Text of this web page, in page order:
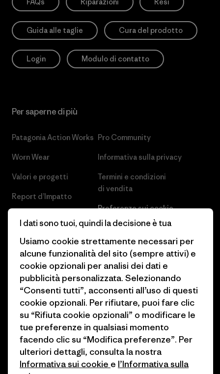
Guida alle taglie Cura del prodotto
Login Modulo di contatto
Per saperne di più
Patagonia Action Works
Worn Wear
Valori e progetti
Report d’Impatto
Obiettivi climatici
1% For The Planet
Come finanziamo
Buoni regalo
Trova un negozio
Pro Community
Informativa sulla privacy
Termini e condizioni
di vendita
Preferenze sui cookie
Lavora con noi
Stampa e media
Industry program
Programma di affiliazione
Patagonia Italia Mappa del sito
I dati sono tuoi, quindi la decisione è tua
Usiamo cookie strettamente necessari per
alcune funzionalità del sito (sempre attivi) e
cookie opzionali per analisi dei dati e
pubblicità personalizzata. Selezionando
“Consenti tutti”, acconsenti all’uso di questi
cookie opzionali. Per rifiutare, puoi fare clic
su “Rifiuta cookie opzionali” o modificare le
tue preferenze in qualsiasi momento
facendo clic su “Modifica preferenze”. Per
ulteriori dettagli, consulta la nostra
Informativa sui cookie e l’Informativa sulla